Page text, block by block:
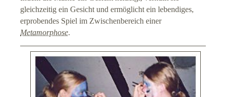
gleichzeitig ein Gesicht und ermöglicht ein lebendiges,
erprobendes Spiel im Zwischenbereich einer
Metamorphose.